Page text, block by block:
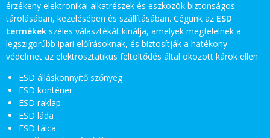
érzékeny elektronikai alkatrészek és eszközök biztonságos
tárolásában, kezelésében és szállításában. Cégünk az ESD
termékek széles választékát kínálja, amelyek megfelelnek a
legszigorúbb ipari előírásoknak, és biztosítják a hatékony
védelmet az elektrosztatikus feltöltődés által okozott károk ellen:
ESD álláskönnyítő szőnyeg
ESD konténer
ESD raklap
ESD láda
ESD tálca